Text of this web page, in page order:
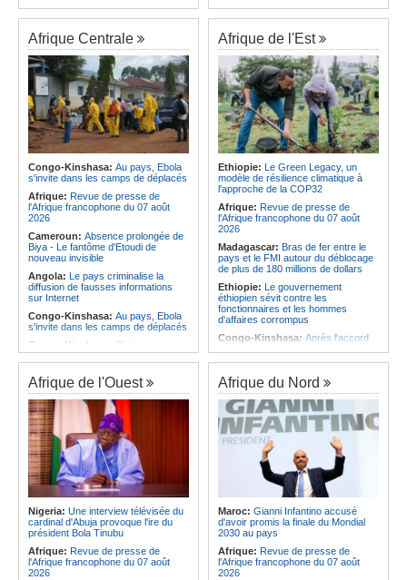
Afrique:Comment mieux élever
ses enfants ? Voici les résultats d'un
projet testé dans huit pays africains
Afrique:La LSF salue le lancement
du premier ETF obligataire
souverain africain (USD) disponible
en Europe
Afrique:Promesse de la finale de la
Coupe du Monde 2030 au Maroc -
Infantino marquera-t-il le but de son
maintien ?
Afrique:Partenariat Afrique-Monde
arabe - Des mesures adoptées pour
relancer la coopération
Afrique:Enjeux sur l'eau potable en
Afrique - Le Prof Jacques Djoli
Angola:Le ministre des
Ressources minérales reconnaît
une pénurie de carburants au pays
Angola:Boxe - Elder Liduema se
qualifie pour les quarts de finale
Angola: Handball - Le pays s'incline
face à la Guinée dans les matches
de classement
Angola:Football - L'Interclube
corrige le Kabuscorp en match de
préparation
Angola:Des experts prélèvent des
échantillons pour identifier les
victimes de l'accident de Cuanza-
Sul
Afrique Centrale
Congo-Kinshasa: Au pays, Ebola
s'invite dans les camps de déplacés
Afrique: Revue de presse de
l'Afrique francophone du 07 août
2026
Cameroun: Absence prolongée de
Biya - Le fantôme d'Etoudi de
nouveau invisible
Angola: Le pays criminalise la
diffusion de fausses informations
sur Internet
Congo-Kinshasa: Au pays, Ebola
s'invite dans les camps de déplacés
Congo-Kinshasa: Ebola au pays -
Africa CDC mise sur les
communautés
Afrique Centrale:L'explosion de la
demande de viande de brousse
extermine la faune sauvage
Congo-Kinshasa:Après l'accord
avec une branche des FDLR, les
zones d'ombre persistent
Centrafrique: Un gendarme détenu
par le groupe armé AAKG retrouve
la liberté
Rome et Kigali discutent
d'une possible externalisation au
pays des procédures d'asile à
destination de l'Italie
Afrique de l'Est
Ethiopie: Le Green Legacy, un
modèle de résilience climatique à
l'approche de la COP32
Afrique: Revue de presse de
l'Afrique francophone du 07 août
2026
Madagascar: Bras de fer entre le
pays et le FMI autour du déblocage
de plus de 180 millions de dollars
Ethiopie: Le gouvernement
éthiopien sévit contre les
fonctionnaires et les hommes
d'affaires corrompus
Congo-Kinshasa: Après l'accord
Sud-Soudan: Le pays à la croisée
des chemins, alerte l'ONU
Rwanda: Rome et Kigali discutent
d'une possible externalisation au
pays des procédures d'asile à
destination de l'Italie
Somalie:Le camp de Galkayo
frappé par une violente attaque des
Forces du Puntland
Soudan:La guerre contre les
houthistes du Yémen peut-elle
détourner Riyad du pays ?
Sud-Soudan:
femmes pour accéder aux soins de
santé
Afrique de l'Ouest
Nigeria: Une interview télévisée du
cardinal d'Abuja provoque l'ire du
président Bola Tinubu
Afrique: Revue de presse de
l'Afrique francophone du 07 août
2026
Afrique du Nord
Maroc: Gianni Infantino accusé
d'avoir promis la finale du Mondial
2030 au pays
Afrique: Revue de presse de
l'Afrique francophone du 07 août
2026